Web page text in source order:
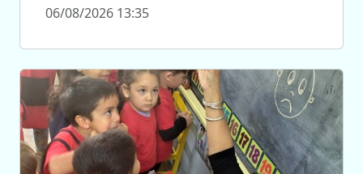
06/08/2026 13:35